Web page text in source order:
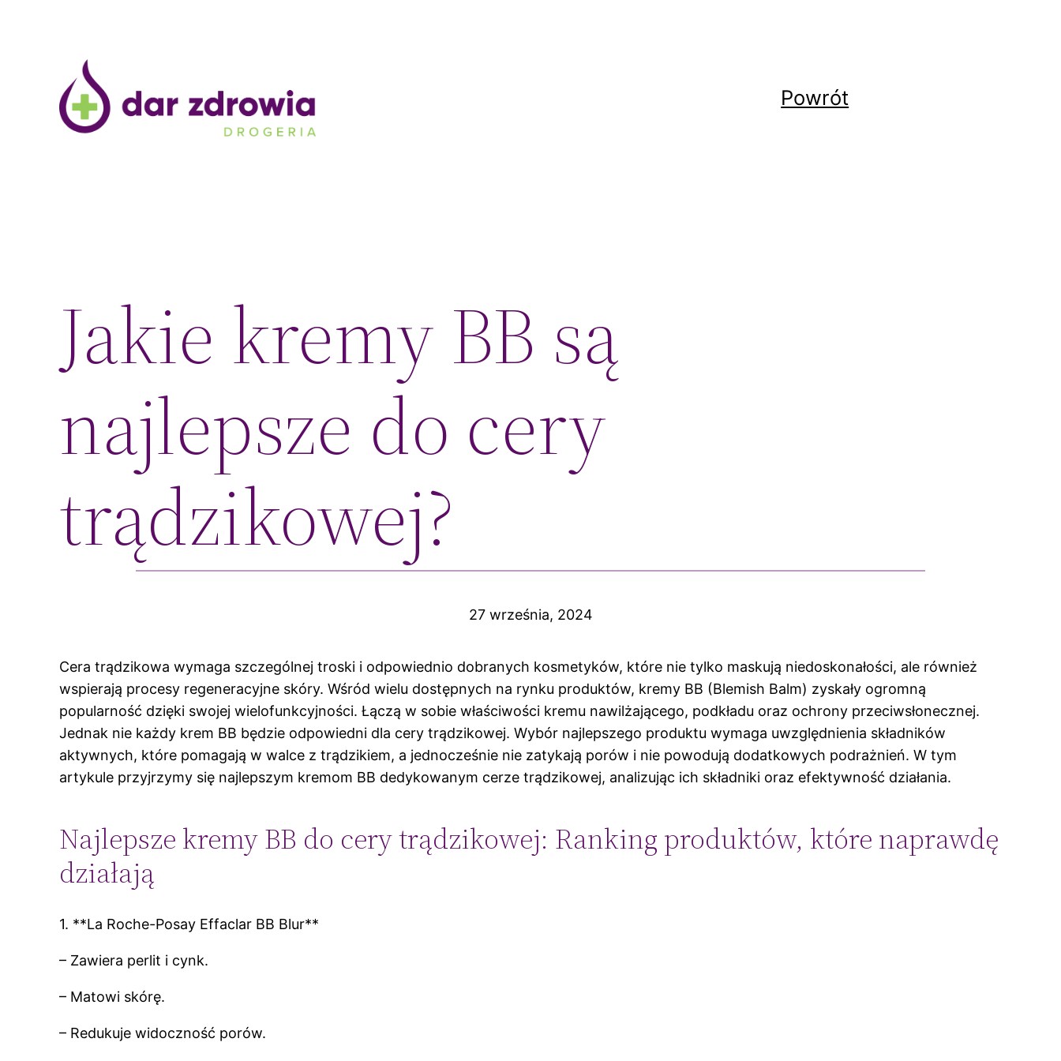
Powrót
Jakie kremy BB są
najlepsze do cery
trądzikowej?
27 września, 2024
Cera trądzikowa wymaga szczególnej troski i odpowiednio dobranych kosmetyków, które nie tylko maskują niedoskonałości, ale również
wspierają procesy regeneracyjne skóry. Wśród wielu dostępnych na rynku produktów, kremy BB (Blemish Balm) zyskały ogromną
popularność dzięki swojej wielofunkcyjności. Łączą w sobie właściwości kremu nawilżającego, podkładu oraz ochrony przeciwsłonecznej.
Jednak nie każdy krem BB będzie odpowiedni dla cery trądzikowej. Wybór najlepszego produktu wymaga uwzględnienia składników
aktywnych, które pomagają w walce z trądzikiem, a jednocześnie nie zatykają porów i nie powodują dodatkowych podrażnień. W tym
artykule przyjrzymy się najlepszym kremom BB dedykowanym cerze trądzikowej, analizując ich składniki oraz efektywność działania.
Najlepsze kremy BB do cery trądzikowej: Ranking produktów, które naprawdę
działają
1. **La Roche-Posay Effaclar BB Blur**
– Zawiera perlit i cynk.
– Matowi skórę.
– Redukuje widoczność porów.